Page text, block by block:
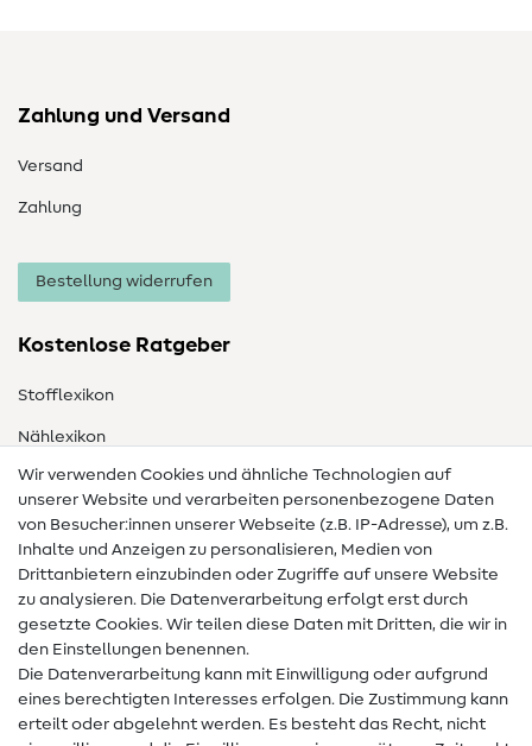
Zahlung und Versand
Versand
Zahlung
Bestellung widerrufen
Kostenlose Ratgeber
Stofflexikon
Nählexikon
Nähanleitungen
Hilfe & Kontakt
Kontakt
Infos zum Betreiberwechsel
FAQ
Widerrufsrecht
Wir verwenden Cookies und ähnliche Technologien auf
unserer Website und verarbeiten personenbezogene Daten
von Besucher:innen unserer Webseite (z.B. IP-Adresse), um z.B.
Inhalte und Anzeigen zu personalisieren, Medien von
Drittanbietern einzubinden oder Zugriffe auf unsere Website
zu analysieren. Die Datenverarbeitung erfolgt erst durch
gesetzte Cookies. Wir teilen diese Daten mit Dritten, die wir in
den Einstellungen benennen.
Die Datenverarbeitung kann mit Einwilligung oder aufgrund
eines berechtigten Interesses erfolgen. Die Zustimmung kann
erteilt oder abgelehnt werden. Es besteht das Recht, nicht